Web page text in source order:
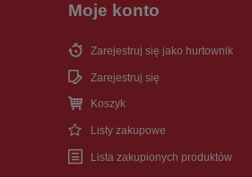
Moje konto
Zarejestruj się jako hurtownik
Zarejestruj się
Koszyk
Listy zakupowe
Lista zakupionych produktów